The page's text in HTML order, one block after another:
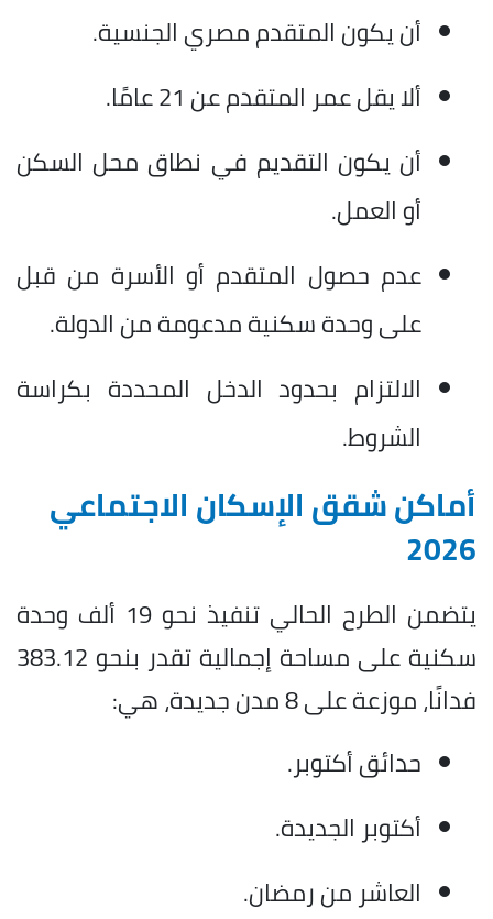
أن يكون المتقدم مصري الجنسية.
ألا يقل عمر المتقدم عن 21 عامًا.
أن يكون التقديم في نطاق محل السكن
أو العمل.
عدم حصول المتقدم أو الأسرة من قبل
على وحدة سكنية مدعومة من الدولة.
الالتزام بحدود الدخل المحددة بكراسة
الشروط.
أماكن شقق الإسكان الاجتماعي
2026
يتضمن الطرح الحالي تنفيذ نحو 19 ألف وحدة
سكنية على مساحة إجمالية تقدر بنحو 383.12
فدانًا، موزعة على 8 مدن جديدة، هي:
حدائق أكتوبر.
أكتوبر الجديدة.
العاشر من رمضان.